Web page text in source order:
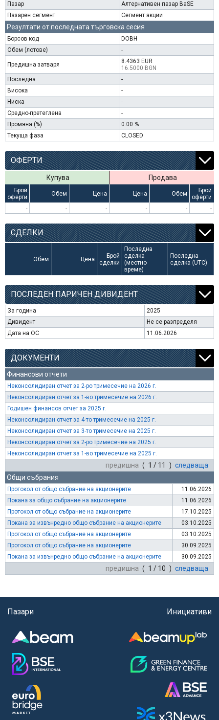
Пазар
Алтернативен пазар BaSE
Пазарен сегмент
Сегмент акции
Резултати от последната търговска сесия
Борсов код
DOBH
Обем (лотове)
-
Предишна затваря
8.4363 EUR
16.5000 BGN
Последна
-
Висока
-
Ниска
-
Средно-претеглена
-
Промяна (%)
0.00 %
Текуща фаза
CLOSED
ОФЕРТИ
Купува Продава
Брой
оферти
Обем Цена Цена Обем
Брой
оферти
-
- - - - -
СДЕЛКИ
Обем Цена
Брой
сделки
Последна
сделка
(местно
време)
Последна
сделка (UTC)
ПОСЛЕДЕН ПАРИЧЕН ДИВИДЕНТ
За година
2025
Дивидент
Не се разпределя
Дата на ОС
11.06.2026
ДОКУМЕНТИ
Финансови отчети
Неконсолидиран отчет за 2-ро тримесечие на 2026 г.
Неконсолидиран отчет за 1-во тримесечие на 2026 г.
Годишен финансов отчет за 2025 г.
Неконсолидиран отчет за 4-то тримесечие на 2025 г.
Неконсолидиран отчет за 3-то тримесечие на 2025 г.
Неконсолидиран отчет за 2-ро тримесечие на 2025 г.
Неконсолидиран отчет за 1-во тримесечие на 2025 г.
предишна ( 1 / 11 ) следваща
Общи събрания
Протокол от общо събрание на акционерите
11.06.2026
Покана за общо събрание на акционерите
11.06.2026
Протокол от общо събрание на акционерите
17.10.2025
Покана за извънредно общо събрание на акционерите
03.10.2025
Протокол от общо събрание на акционерите
03.10.2025
Протокол от общо събрание на акционерите
30.09.2025
Покана за извънредно общо събрание на акционерите
30.09.2025
предишна ( 1 / 10 ) следваща
Пазари Инициативи